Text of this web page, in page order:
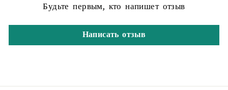
Будьте первым, кто напишет отзыв
Написать отзыв